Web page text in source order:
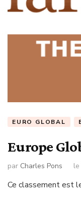
EURO GLOBAL
Europe
par Charles Pons le
Ce classement est